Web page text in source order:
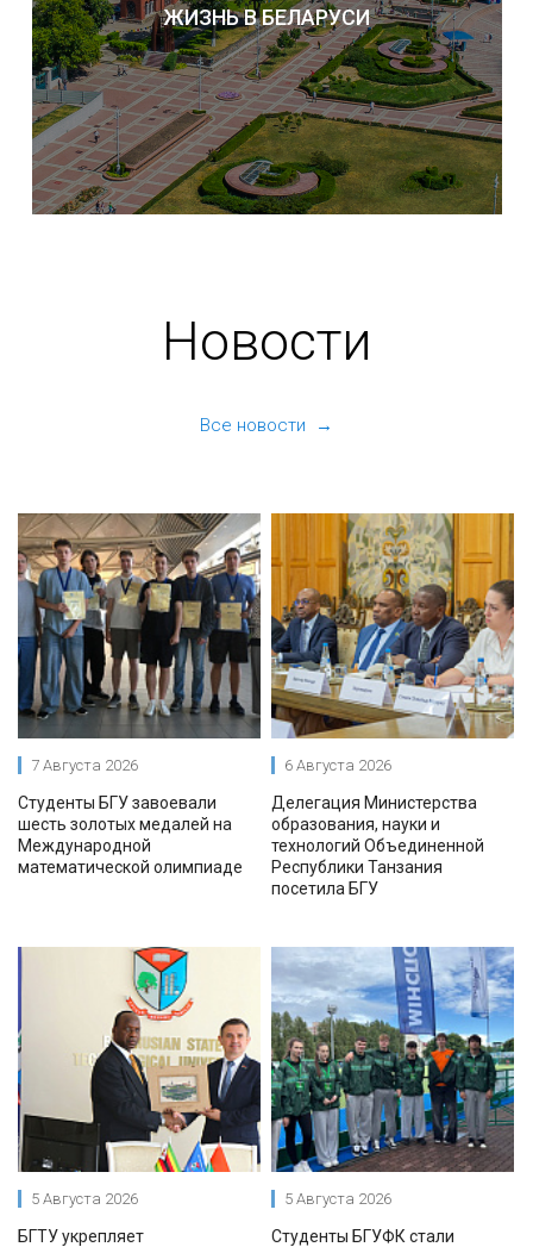
ЖИЗНЬ В БЕЛАРУСИ
Новости
Все новости →
7 Августа 2026
Студенты БГУ завоевали
шесть золотых медалей на
Международной
математической олимпиаде
6 Августа 2026
Делегация Министерства
образования, науки и
технологий Объединенной
Республики Танзания
посетила БГУ
5 Августа 2026
БГТУ укрепляет
5 Августа 2026
Студенты БГУФК стали